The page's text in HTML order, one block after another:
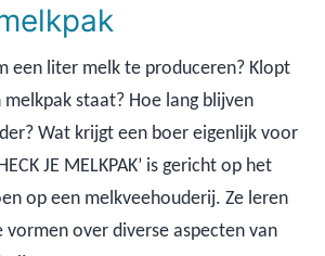
een liter melk te produceren? Klopt
staat? Hoe lang blijven
Wat krijgt een boer eigenlijk voor
JE MELKPAK’ is gericht op het
op een melkveehouderij. Ze leren
vormen over diverse aspecten van